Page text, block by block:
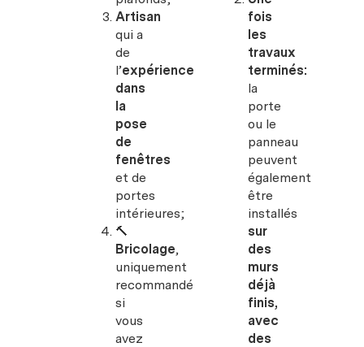
Artisan
qui a
de
l’expérience
dans
la
pose
de
fenêtres
et de
portes
intérieures;
🔨
Bricolage,
uniquement
recommandé
si
vous
avez
fois
les
travaux
terminés:
la
porte
ou le
panneau
peuvent
également
être
installés
sur
des
murs
déjà
finis,
avec
des